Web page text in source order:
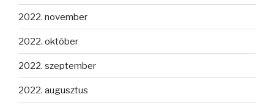
2022. november
2022. október
2022. szeptember
2022. augusztus